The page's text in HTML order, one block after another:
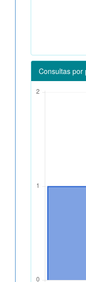
Consultas por